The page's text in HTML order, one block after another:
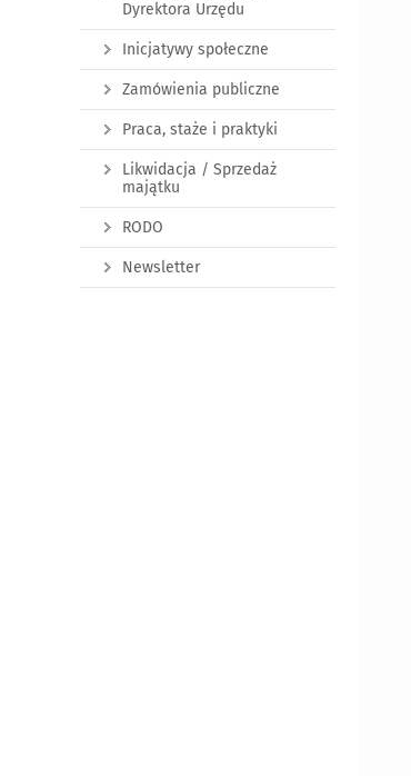
Dyrektora Urzędu
Inicjatywy społeczne
Zamówienia publiczne
Praca, staże i praktyki
Likwidacja / Sprzedaż
majątku
RODO
Newsletter